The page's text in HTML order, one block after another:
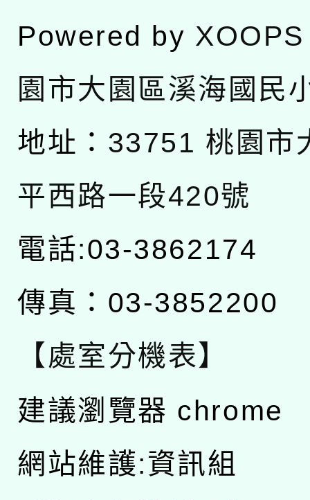
Powered by XOOPS
園市大園區溪海國民
地址： 33751 桃園市
平西路一段420號
電話:03-3862174
傳真：03-3852200
【處室分機表】
建議瀏覽器 chrome
網站維護:資訊組